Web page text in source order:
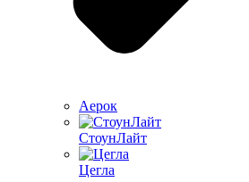
Аерок
СтоунЛайт
Цегла